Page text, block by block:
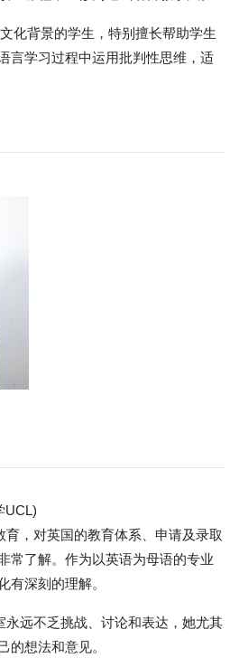
化背景的学生，特别擅长帮助学生
言学习过程中运用批判性思维，适
UCL)
，对英国的教育体系、申请及录取
常了解。作为以英语为母语的专业
有深刻的理解。
远不乏挑战、讨论和表达，她尤其
的想法和意见。